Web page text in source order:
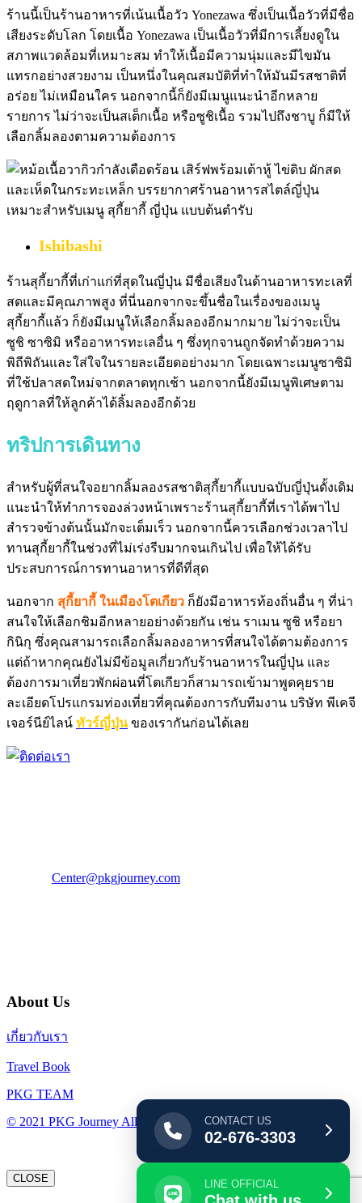
ร้านนี้เป็นร้านอาหารที่เน้นเนื้อวัว Yonezawa ซึ่งเป็นเนื้อวัวที่มีชื่อ
เสียงระดับโลก โดยเนื้อ Yonezawa เป็นเนื้อวัวที่มีการเลี้ยงดูใน
สภาพแวดล้อมที่เหมาะสม ทำให้เนื้อมีความนุ่มและมีไขมัน
แทรกอย่างสวยงาม เป็นหนึ่งในคุณสมบัติที่ทำให้มันมีรสชาติที่
อร่อย ไม่เหมือนใคร นอกจากนี้ก็ยังมีเมนูแนะนำอีกหลาย
รายการ ไม่ว่าจะเป็นสเต็กเนื้อ หรือซูชิเนื้อ รวมไปถึงชาบู ก็มีให้
เลือกลิ้มลองตามความต้องการ
Ishibashi
ร้านสุกี้ยากี้ที่เก่าแก่ที่สุดในญี่ปุ่น มีชื่อเสียงในด้านอาหารทะเลที่
สดและมีคุณภาพสูง ที่นี่นอกจากจะขึ้นชื่อในเรื่องของเมนู
สุกี้ยากี้แล้ว ก็ยังมีเมนูให้เลือกลิ้มลองอีกมากมาย ไม่ว่าจะเป็น
ซูชิ ซาซิมิ หรืออาหารทะเลอื่น ๆ ซึ่งทุกจานถูกจัดทำด้วยความ
พิถีพิถันและใส่ใจในรายละเอียดอย่างมาก โดยเฉพาะเมนูซาซิมิ
ที่ใช้ปลาสดใหม่จากตลาดทุกเช้า นอกจากนี้ยังมีเมนูพิเศษตาม
ฤดูกาลที่ให้ลูกค้าได้ลิ้มลองอีกด้วย
ทริปการเดินทาง
สำหรับผู้ที่สนใจอยากลิ้มลองรสชาติสุกี้ยากี้แบบฉบับญี่ปุ่นดั้งเดิม
แนะนำให้ทำการจองล่วงหน้าเพราะร้านสุกี้ยากี้ที่เราได้พาไป
สำรวจข้างต้นนั้นมักจะเต็มเร็ว นอกจากนี้ควรเลือกช่วงเวลาไป
ทานสุกี้ยากี้ในช่วงที่ไม่เร่งรีบมากจนเกินไป เพื่อให้ได้รับ
ประสบการณ์การทานอาหารที่ดีที่สุด
นอกจาก สุกี้ยากี้ ในเมืองโตเกียว ก็ยังมีอาหารท้องถิ่นอื่น ๆ ที่น่า
สนใจให้เลือกชิมอีกหลายอย่างด้วยกัน เช่น ราเมน ซูชิ หรือยา
กินิกุ ซึ่งคุณสามารถเลือกลิ้มลองอาหารที่สนใจได้ตามต้องการ
แต่ถ้าหากคุณยังไม่มีข้อมูลเกี่ยวกับร้านอาหารในญี่ปุ่น และ
ต้องการมาเที่ยวพักผ่อนที่โตเกียวก็สามารถเข้ามาพูดคุยราย
ละเอียดโปรแกรมท่องเที่ยวที่คุณต้องการกับทีมงาน บริษัท พีเคจี
เจอร์นีย์ไลน์ ทัวร์ญี่ปุ่นของเรากันก่อนได้เลย
Center@pkgjourney.com
About Us
เกี่ยวกับเรา
Travel Book
PKG TEAM
© 2021 PKG Journey All Rights Reserved.CONTACT US
02-676-3303
LINE OFFICIAL
CLOSE